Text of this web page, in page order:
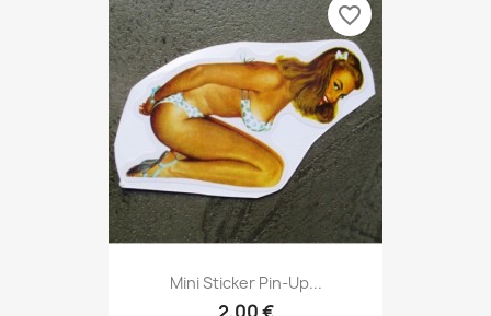
Mini Sticker Pin-Up...
favorite_border